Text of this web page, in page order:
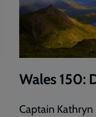
Wales 150:
Captain